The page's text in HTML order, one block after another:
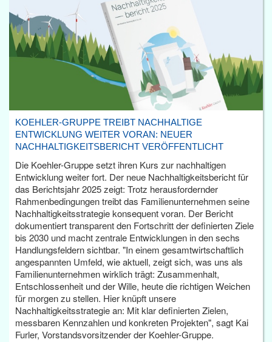
KOEHLER-GRUPPE TREIBT NACHHALTIGE
ENTWICKLUNG WEITER VORAN: NEUER
NACHHALTIGKEITSBERICHT VERÖFFENTLICHT
Die Koehler-Gruppe setzt ihren Kurs zur nachhaltigen
Entwicklung weiter fort. Der neue Nachhaltigkeitsbericht für
das Berichtsjahr 2025 zeigt: Trotz herausfordernder
Rahmenbedingungen treibt das Familienunternehmen seine
Nachhaltigkeitsstrategie konsequent voran. Der Bericht
dokumentiert transparent den Fortschritt der definierten Ziele
bis 2030 und macht zentrale Entwicklungen in den sechs
Handlungsfeldern sichtbar. "In einem gesamtwirtschaftlich
angespannten Umfeld, wie aktuell, zeigt sich, was uns als
Familienunternehmen wirklich trägt: Zusammenhalt,
Entschlossenheit und der Wille, heute die richtigen Weichen
für morgen zu stellen. Hier knüpft unsere
Nachhaltigkeitsstrategie an: Mit klar definierten Zielen,
messbaren Kennzahlen und konkreten Projekten", sagt Kai
Furler, Vorstandsvorsitzender der Koehler-Gruppe.